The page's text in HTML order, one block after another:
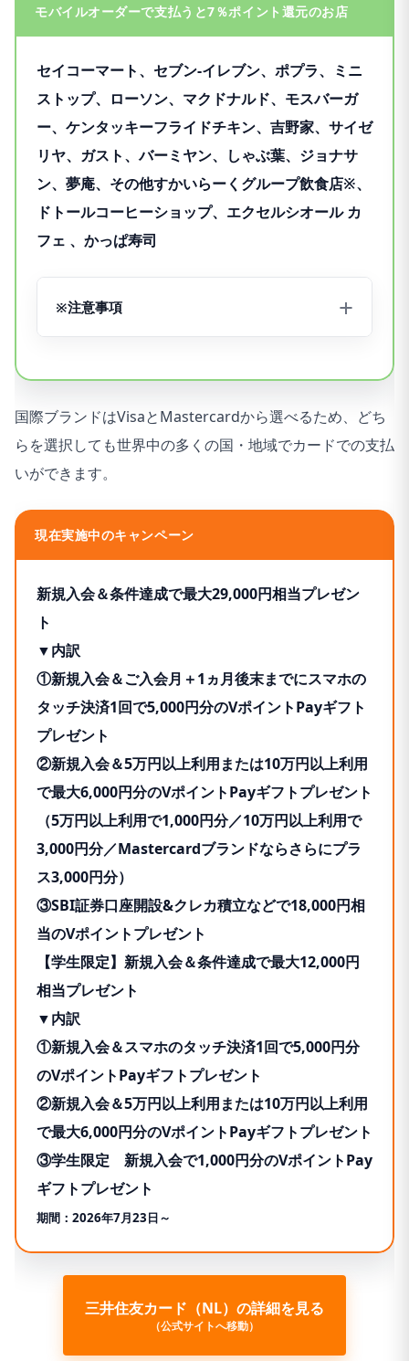
モバイルオーダーで支払うと7％ポイント還元のお店
セイコーマート、セブン‐イレブン、ポプラ、ミニ
ストップ、ローソン、マクドナルド、モスバーガ
ー、ケンタッキーフライドチキン、吉野家、サイゼ
リヤ、ガスト、バーミヤン、しゃぶ葉、ジョナサ
ン、夢庵、その他すかいらーくグループ飲食店※、
ドトールコーヒーショップ、エクセルシオール カ
フェ 、かっぱ寿司
※注意事項
※ステーキガスト、から好し、むさしの森珈琲、藍屋、
グラッチェガーデンズ、魚屋路、chawan、La Ohana、
※カード現物のタッチ決済、iD、カードの差し込み、磁
気取引は対象外です。
※商業施設内にある店舗などでは、一部ポイント付与の
対象となりません。
く、決済端末にカードを挿しお支払いただく場合がござ
います。その場合のお支払い分は、タッチ決済分のポイ
ント還元の対象となりませんので、ご了承ください。上
記、タッチ決済とならない金額の上限は、ご利用される
店舗によって異なる場合がございます。
※通常のポイント分を含んだ還元率です。
※ポイント還元率は利用金額に対する獲得ポイントを示
したもので、ポイントの交換方法によっては、1ポイン
ト1円相当にならない場合があります。
※Google Pay™ 、Samsung Payで、Mastercard®タッ
チ決済はご利用いただけません。ポイント還元は受けら
れませんので、ご注意ください。
※通常のポイントを含みます。
国際ブランドはVisaとMastercardから選べるため、どち
らを選択しても世界中の多くの国・地域でカードでの支払
いができます。
現在実施中のキャンペーン
新規入会＆条件達成で最大29,000円相当プレゼン
ト
▼内訳
①新規入会＆ご入会月＋1ヵ月後末までにスマホの
タッチ決済1回で5,000円分のVポイントPayギフト
プレゼント
②新規入会＆5万円以上利用または10万円以上利用
で最大6,000円分のVポイントPayギフトプレゼント
（5万円以上利用で1,000円分／10万円以上利用で
3,000円分／Mastercardブランドならさらにプラ
ス3,000円分）
③SBI証券口座開設&クレカ積立などで18,000円相
当のVポイントプレゼント
【学生限定】 新規入会＆条件達成で最大12,000円
相当プレゼント
▼内訳
①新規入会＆スマホのタッチ決済1回で5,000円分
のVポイントPayギフトプレゼント
②新規入会＆5万円以上利用または10万円以上利用
で最大6,000円分のVポイントPayギフトプレゼント
③学生限定 新規入会で1,000円分のVポイントPay
ギフトプレゼント
期間：2026年7月23日～
三井住友カード（NL）の詳細を見る
（公式サイトへ移動）